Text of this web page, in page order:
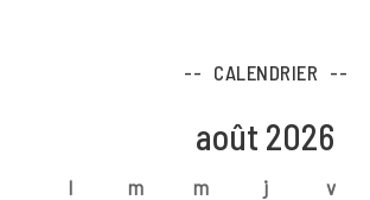
CALENDRIER
août 2026
l m m j v